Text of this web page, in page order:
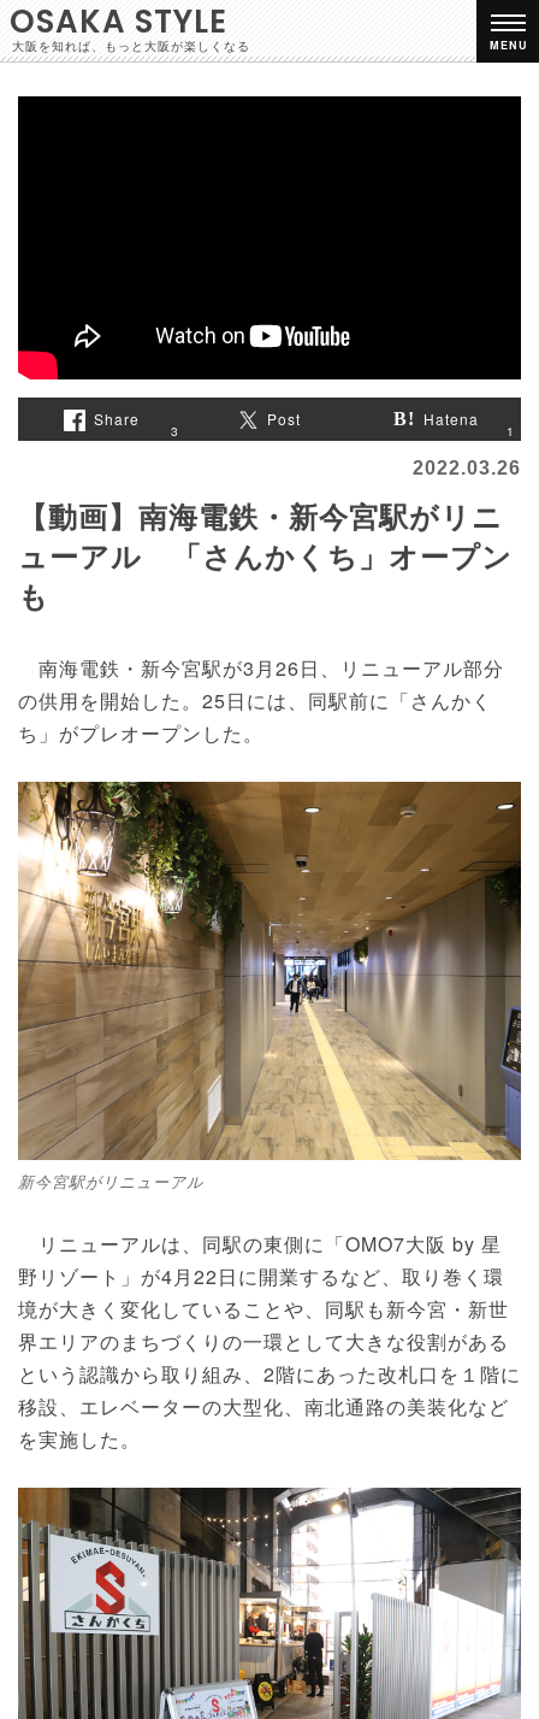
OSAKA STYLE
大阪を知れば、もっと大阪が楽しくなる MENU
Share
3
Post Hatena
1
2022.03.26
【動画】南海電鉄・新今宮駅がリニ
ューアル 「さんかくち」オープン
も
南海電鉄・新今宮駅が3月26日、リニューアル部分
の供用を開始した。25日には、同駅前に「さんかく
ち」がプレオープンした。
新今宮駅がリニューアル
リニューアルは、同駅の東側に「OMO7大阪 by 星
野リゾート」が4月22日に開業するなど、取り巻く環
境が大きく変化していることや、同駅も新今宮・新世
界エリアのまちづくりの一環として大きな役割がある
という認識から取り組み、2階にあった改札口を１階に
移設、エレベーターの大型化、南北通路の美装化など
を実施した。